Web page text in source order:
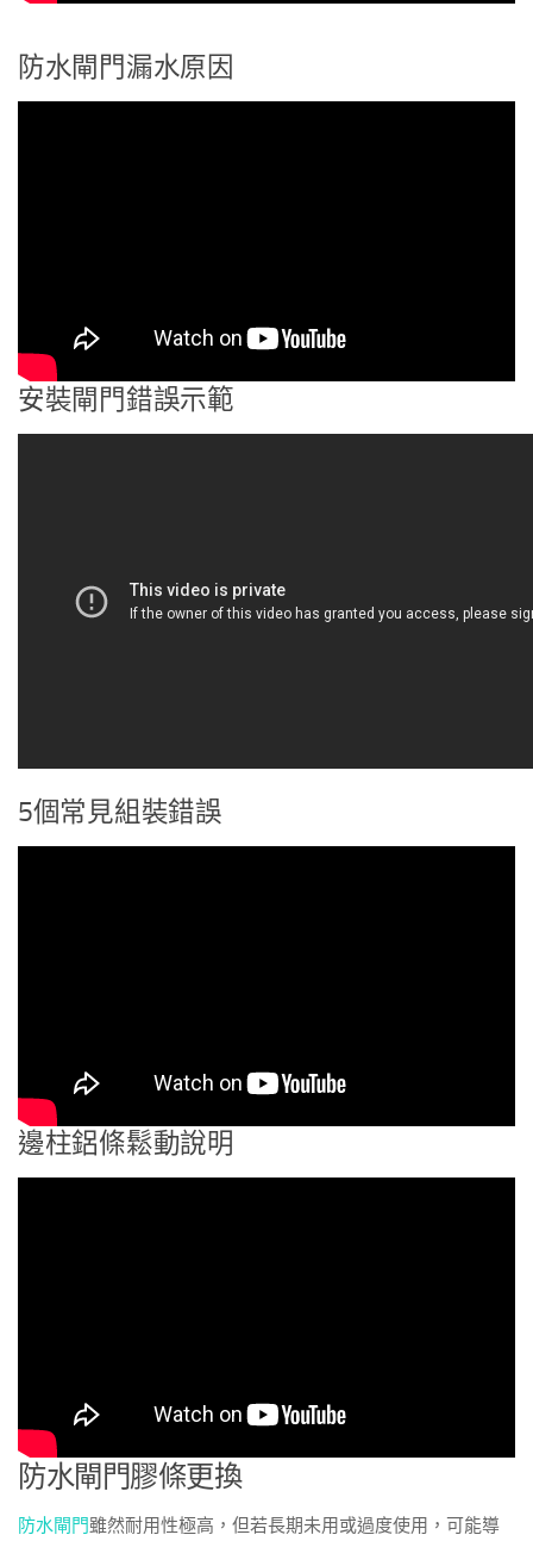
防水閘門漏水原因
安裝閘門錯誤示範
5個常見組裝錯誤
邊柱鋁條鬆動說明
防水閘門膠條更換
防水閘門雖然耐用性極高，但若長期未用或過度使用，可能導